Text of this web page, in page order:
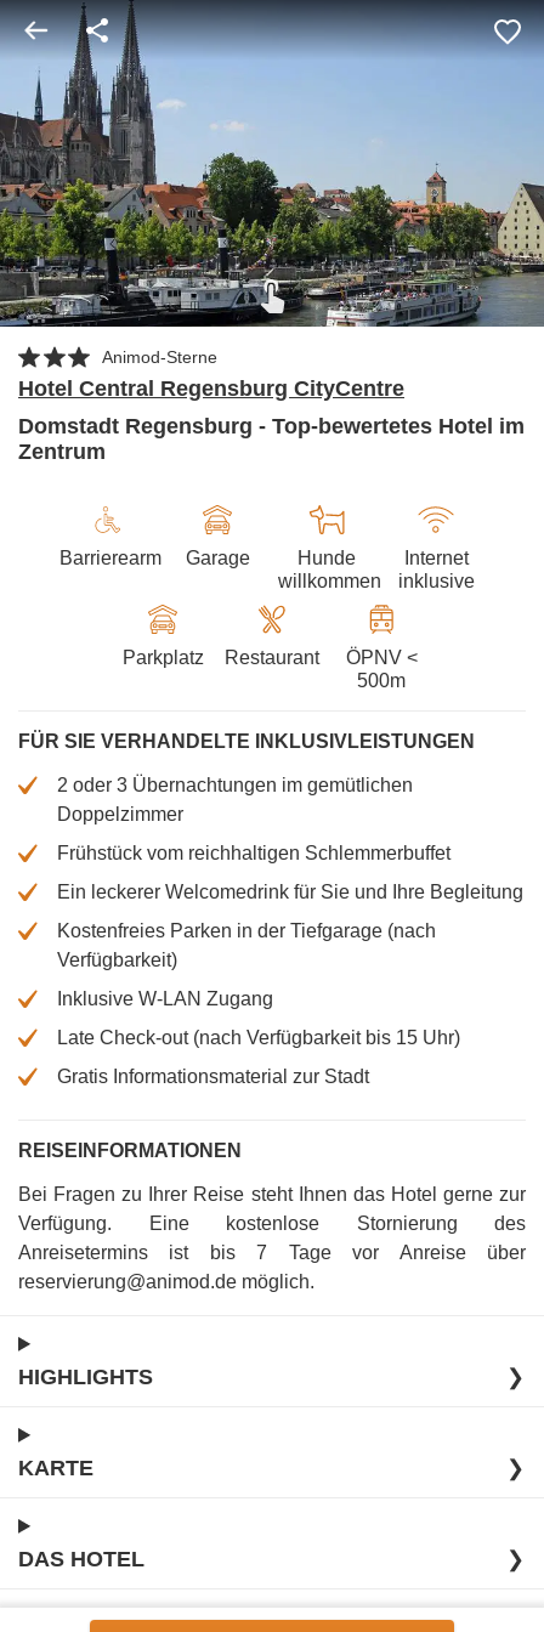
Animod-Sterne
Hotel Central Regensburg CityCentre
Domstadt Regensburg - Top-bewertetes Hotel im
Zentrum
Barrierearm Garage
Hunde
willkommen
Internet
inklusive
Parkplatz Restaurant
ÖPNV <
500m
FÜR SIE VERHANDELTE INKLUSIVLEISTUNGEN
2 oder 3 Übernachtungen im gemütlichen
Doppelzimmer
Frühstück vom reichhaltigen Schlemmerbuffet
Ein leckerer Welcomedrink für Sie und Ihre Begleitung
Kostenfreies Parken in der Tiefgarage (nach
Verfügbarkeit)
Inklusive W-LAN Zugang
Late Check-out (nach Verfügbarkeit bis 15 Uhr)
Gratis Informationsmaterial zur Stadt
REISEINFORMATIONEN
Bei Fragen zu Ihrer Reise steht Ihnen das Hotel gerne zur
Verfügung.
Eine kostenlose Stornierung des
Anreisetermins ist bis 7 Tage vor Anreise über
reservierung@animod.de möglich.
HIGHLIGHTS ❯
KARTE ❯
DAS HOTEL ❯